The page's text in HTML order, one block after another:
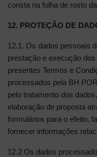
consta na folha de rosto
12. PROTEÇÃO DE
12.1. Os dados pessoais
prestação e execução
presentes Termos e
processados pela BH
pelo tratamento dos
elaboração de proposta
formulários para o efeito,
fornecer informações
12.2 Os dados